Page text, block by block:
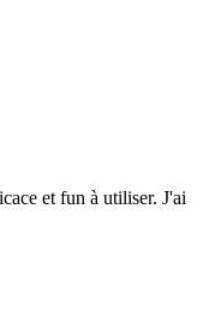
et fun à utiliser. J'ai